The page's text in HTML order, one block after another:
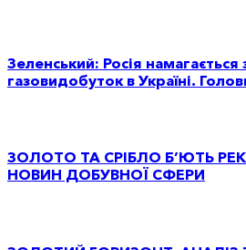
Зеленський: Росія намагається
газовидобуток в Україні.
ЗОЛОТО ТА СРІБЛО Б’ЮТЬ
НОВИН ДОБУВНОЇ СФЕРИ